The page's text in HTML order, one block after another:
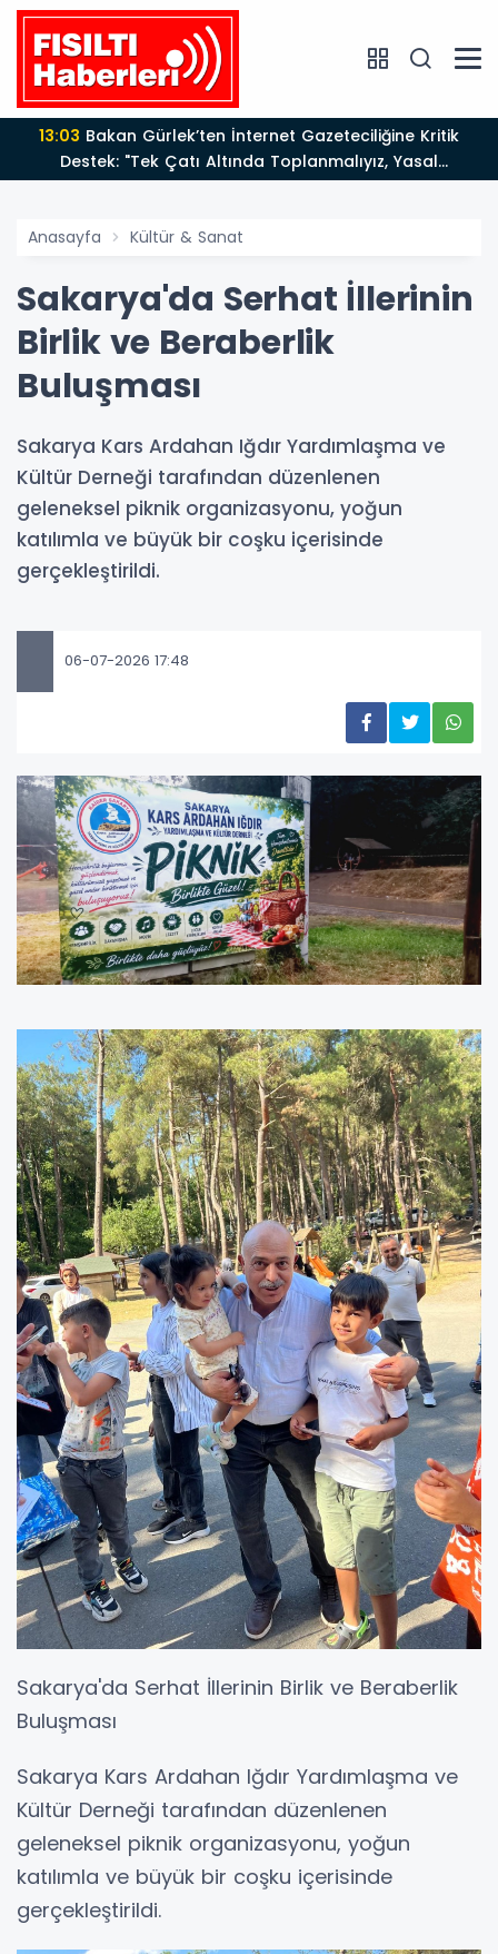
13:03
Destek: "Tek Çatı Altında Toplanmalıyız, Yasal
Düzenlemeye Hazırız"
Anasayfa Kültür & Sanat
Sakarya'da Serhat İllerinin
Birlik ve Beraberlik
Buluşması
Sakarya Kars Ardahan Iğdır Yardımlaşma ve
Kültür Derneği tarafından düzenlenen
geleneksel piknik organizasyonu, yoğun
katılımla ve büyük bir coşku içerisinde
gerçekleştirildi.
06-07-2026 17:48
Sakarya'da Serhat İllerinin Birlik ve Beraberlik
Buluşması
Sakarya Kars Ardahan Iğdır Yardımlaşma ve
Kültür Derneği tarafından düzenlenen
geleneksel piknik organizasyonu, yoğun
katılımla ve büyük bir coşku içerisinde
gerçekleştirildi.